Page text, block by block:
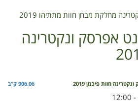
מחלקת מבחן חוות מתתיהו 2019
אפרסק ונקטרינה
חוות פיכמן 2019 906.06 ק"ב